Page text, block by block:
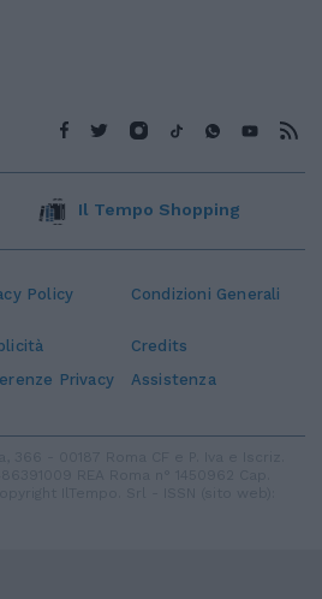
Policy Condizioni Generali
Credits
Privacy Assistenza
Il Tempo Shopping